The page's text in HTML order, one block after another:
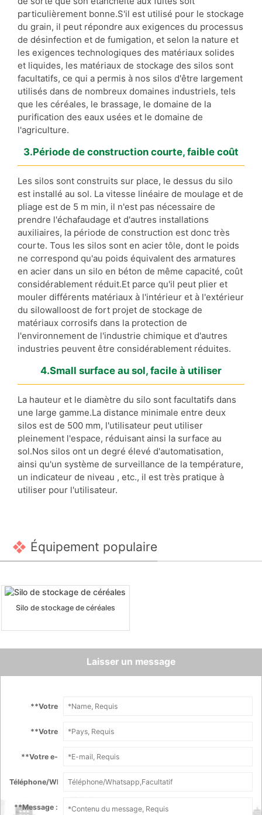
particulièrement bonne.S'il est utilisé pour le stockage
du grain, il peut répondre aux exigences du processus
de désinfection et de fumigation, et selon la nature et
les exigences technologiques des matériaux solides
et liquides, les matériaux de stockage des silos sont
facultatifs, ce qui a permis à nos silos d'être largement
utilisés dans de nombreux domaines industriels, tels
que les céréales, le brassage, le domaine de la
purification des eaux usées et le domaine de
l'agriculture.
3.Période de construction courte, faible coût
Les silos sont construits sur place, le dessus du silo
est installé au sol. La vitesse linéaire de moulage et de
pliage est de 5 m min, il n'est pas nécessaire de
prendre l'échafaudage et d'autres installations
auxiliaires, la période de construction est donc très
courte. Tous les silos sont en acier tôle, dont le poids
ne correspond qu'au poids équivalent des armatures
en acier dans un silo en béton de même capacité, coût
considérablement réduit.Et parce qu'il peut plier et
mouler différents matériaux à l'intérieur et à l'extérieur
du silowalloost de fort projet de stockage de
matériaux corrosifs dans la protection de
l'environnement de l'industrie chimique et d'autres
industries peuvent être considérablement réduites.
4.Small surface au sol, facile à utiliser
La hauteur et le diamètre du silo sont facultatifs dans
une large gamme.La distance minimale entre deux
silos est de 500 mm, l'utilisateur peut utiliser
pleinement l'espace, réduisant ainsi la surface au
sol.Nos silos ont un degré élevé d'automatisation,
ainsi qu'un système de surveillance de la température,
un indicateur de niveau , etc., il est très pratique à
utiliser pour l'utilisateur.
Équipement populaire
Silo de stockage de céréales
Laisser un message
**Votre
**Votre
**Votre e-
Téléphone/Whatsapp :
**Message :